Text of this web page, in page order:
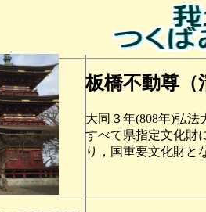
板橋不動尊（
大同３年(808年)弘
すべて県指定文化財
り，国重要文化財と